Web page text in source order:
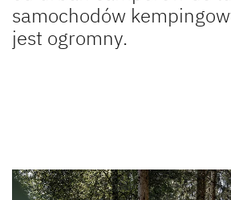
samochodów
jest ogromny.